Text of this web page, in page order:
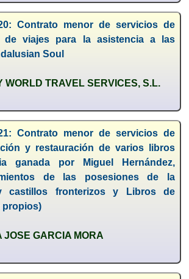
Contrato menor de servicios de
de viajes para la asistencia a las
Soul
WORLD TRAVEL SERVICES, S.L.
Contrato menor de servicios de
y restauración de varios libros
ganada por Miguel Hernández,
de las posesiones de la
castillos fronterizos y Libros de
propios)
JOSE GARCIA MORA